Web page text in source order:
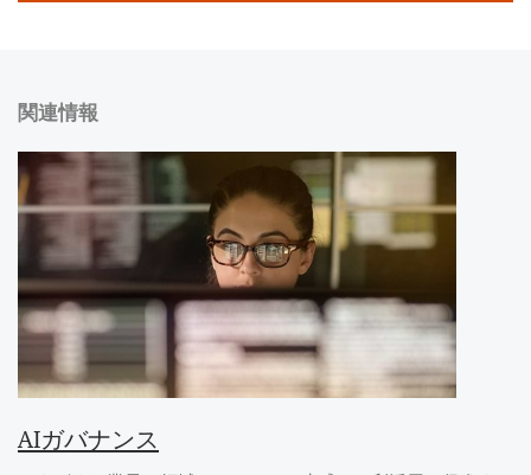
関連情報
AIガバナンス